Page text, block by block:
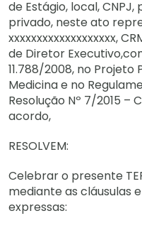
de Estágio, local,
privado, neste ato
xxxxxxxxxxxxxxxxxxx,
de Diretor
11.788/2008, no
Medicina e no
Resolução Nº 7/2015 –
acordo,
RESOLVEM:
Celebrar o presente
mediante as cláusulas
expressas: